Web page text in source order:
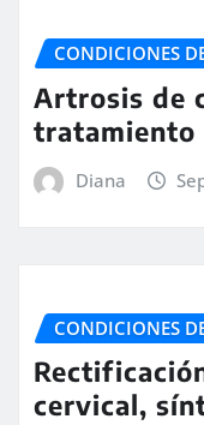
CONDICIONES
Artrosis de
tratamiento
Diana
CONDICIONES
cervical,